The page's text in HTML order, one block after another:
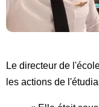
Le directeur de
les actions de